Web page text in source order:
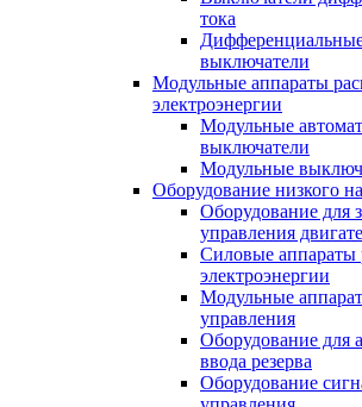
тока
выключатели
Модульные аппараты
электроэнергии
Модульные
выключатели
Модульные
Оборудование низкого
Оборудование для
управления
Силовые аппараты
электроэнергии
Модульные
управления
Оборудование для
ввода резерва
Оборудование